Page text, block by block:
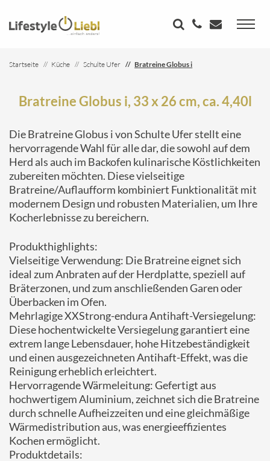
Startseite Küche Schulte Ufer Bratreine Globus i
Bratreine Globus i, 33 x 26 cm, ca. 4,40l
Die Bratreine Globus i von Schulte Ufer stellt eine
hervorragende Wahl für alle dar, die sowohl auf dem
Herd als auch im Backofen kulinarische Köstlichkeiten
zubereiten möchten. Diese vielseitige
Bratreine/Auflaufform kombiniert Funktionalität mit
modernem Design und robusten Materialien, um Ihre
Kocherlebnisse zu bereichern.
Produkthighlights:
Vielseitige Verwendung: Die Bratreine eignet sich
ideal zum Anbraten auf der Herdplatte, speziell auf
Bräterzonen, und zum anschließenden Garen oder
Überbacken im Ofen.
Mehrlagige XXStrong-endura Antihaft-Versiegelung:
Diese hochentwickelte Versiegelung garantiert eine
extrem lange Lebensdauer, hohe Hitzebeständigkeit
und einen ausgezeichneten Antihaft-Effekt, was die
Reinigung erheblich erleichtert.
Hervorragende Wärmeleitung: Gefertigt aus
hochwertigem Aluminium, zeichnet sich die Bratreine
durch schnelle Aufheizzeiten und eine gleichmäßige
Wärmedistribution aus, was energieeffizientes
Kochen ermöglicht.
Produktdetails: